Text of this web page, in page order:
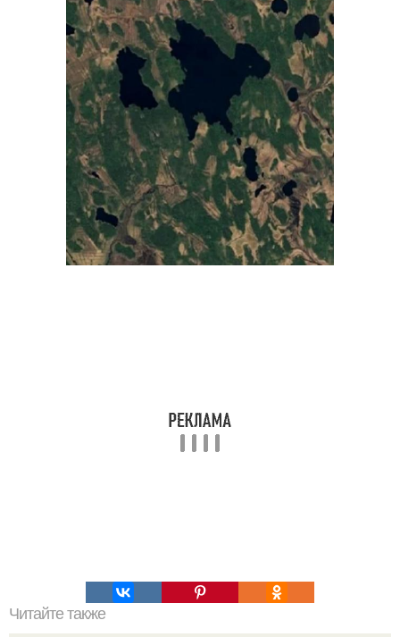
Читайте также